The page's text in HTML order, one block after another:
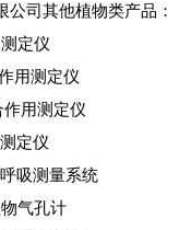
公司其他植物类产品：
定仪
用测定仪
作用测定仪
定仪
吸测量系统
气孔计